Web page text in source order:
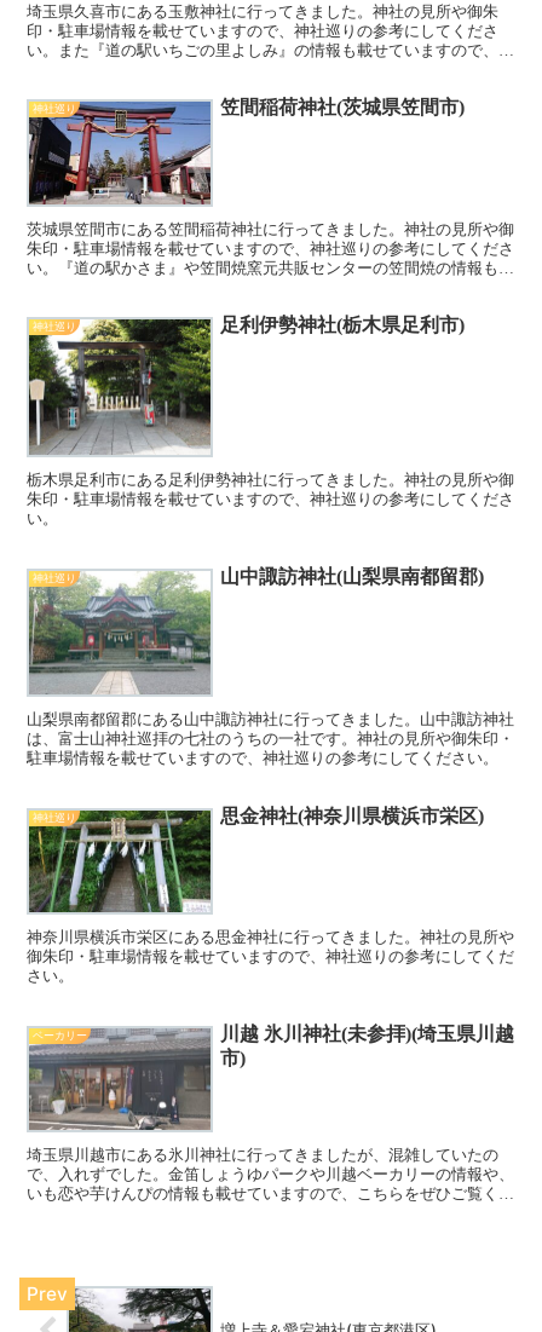
埼玉県久喜市にある玉敷神社に行ってきました。神社の見所や御朱
印・駐車場情報を載せていますので、神社巡りの参考にしてくださ
い。また『道の駅いちごの里よしみ』の情報も載せていますので、こ
神社巡り 笠間稲荷神社(茨城県笠間市)
茨城県笠間市にある笠間稲荷神社に行ってきました。神社の見所や御
朱印・駐車場情報を載せていますので、神社巡りの参考にしてくださ
い。『道の駅かさま』や笠間焼窯元共販センターの笠間焼の情報も載
神社巡り 足利伊勢神社(栃木県足利市)
栃木県足利市にある足利伊勢神社に行ってきました。神社の見所や御
朱印・駐車場情報を載せていますので、神社巡りの参考にしてくださ
い。
神社巡り 山中諏訪神社(山梨県南都留郡)
山梨県南都留郡にある山中諏訪神社に行ってきました。山中諏訪神社
は、富士山神社巡拝の七社のうちの一社です。神社の見所や御朱印・
駐車場情報を載せていますので、神社巡りの参考にしてください。
神社巡り 思金神社(神奈川県横浜市栄区)
神奈川県横浜市栄区にある思金神社に行ってきました。神社の見所や
御朱印・駐車場情報を載せていますので、神社巡りの参考にしてくだ
さい。
ベーカリー
川越 氷川神社(未参拝)(埼玉県川越
市)
埼玉県川越市にある氷川神社に行ってきましたが、混雑していたの
で、入れずでした。金笛しょうゆパークや川越ベーカリーの情報や、
いも恋や芋けんぴの情報も載せていますので、こちらをぜひご覧くだ